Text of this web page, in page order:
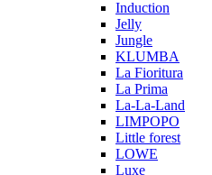
Induction
Jelly
Jungle
KLUMBA
La Fioritura
La Prima
La-La-Land
LIMPOPO
Little forest
LOWE
Luxe